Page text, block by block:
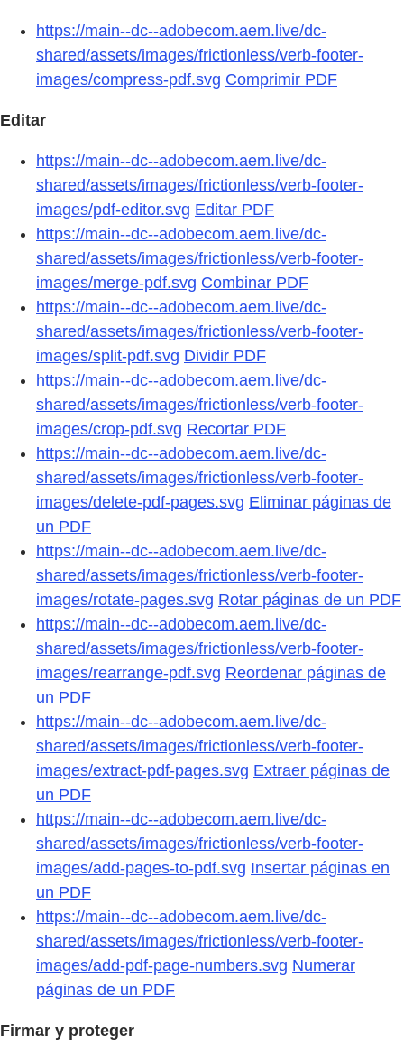
https://main--dc--adobecom.aem.live/dc-
shared/assets/images/frictionless/verb-footer-
images/compress-pdf.svg Comprimir PDF
Editar
https://main--dc--adobecom.aem.live/dc-
shared/assets/images/frictionless/verb-footer-
images/pdf-editor.svg Editar PDF
https://main--dc--adobecom.aem.live/dc-
shared/assets/images/frictionless/verb-footer-
images/merge-pdf.svg Combinar PDF
https://main--dc--adobecom.aem.live/dc-
shared/assets/images/frictionless/verb-footer-
images/split-pdf.svg Dividir PDF
https://main--dc--adobecom.aem.live/dc-
shared/assets/images/frictionless/verb-footer-
images/crop-pdf.svg Recortar PDF
https://main--dc--adobecom.aem.live/dc-
shared/assets/images/frictionless/verb-footer-
images/delete-pdf-pages.svg Eliminar páginas de
un PDF
https://main--dc--adobecom.aem.live/dc-
shared/assets/images/frictionless/verb-footer-
images/rotate-pages.svg Rotar páginas de un PDF
https://main--dc--adobecom.aem.live/dc-
shared/assets/images/frictionless/verb-footer-
images/rearrange-pdf.svg Reordenar páginas de
un PDF
https://main--dc--adobecom.aem.live/dc-
shared/assets/images/frictionless/verb-footer-
images/extract-pdf-pages.svg Extraer páginas de
un PDF
https://main--dc--adobecom.aem.live/dc-
shared/assets/images/frictionless/verb-footer-
images/add-pages-to-pdf.svg Insertar páginas en
un PDF
https://main--dc--adobecom.aem.live/dc-
shared/assets/images/frictionless/verb-footer-
images/add-pdf-page-numbers.svg Numerar
páginas de un PDF
Firmar y proteger